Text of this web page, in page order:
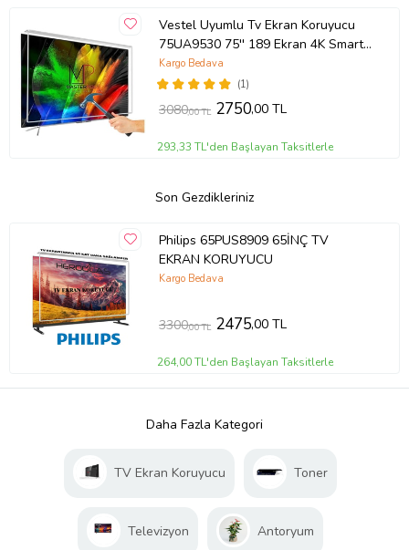
Vestel Uyumlu Tv Ekran Koruyucu
75UA9530 75'' 189 Ekran 4K Smart
Android TV
(1)
Kargo Bedava
3080,00 TL 2750,00 TL
293,33 TL'den Başlayan Taksitlerle
Son Gezdikleriniz
Philips 65PUS8909 65İNÇ TV
EKRAN KORUYUCU
Kargo Bedava
3300,00 TL 2475,00 TL
264,00 TL'den Başlayan Taksitlerle
Daha Fazla Kategori
TV Ekran Koruyucu Toner
Televizyon Antoryum